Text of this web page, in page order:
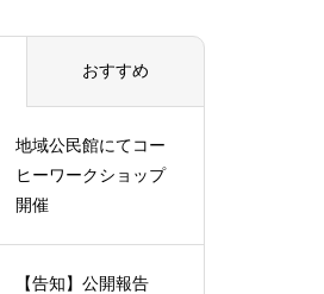
おすすめ
地域公民館にてコー
ヒーワークショップ
開催
【告知】公開報告